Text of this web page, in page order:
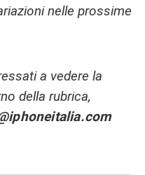
nelle prossime
a vedere la
della rubrica,